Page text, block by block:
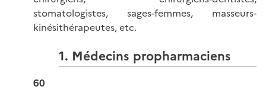
stomatologistes, sages-femmes, masseurs-
kinésithérapeutes, etc.
1. Médecins propharmaciens
60